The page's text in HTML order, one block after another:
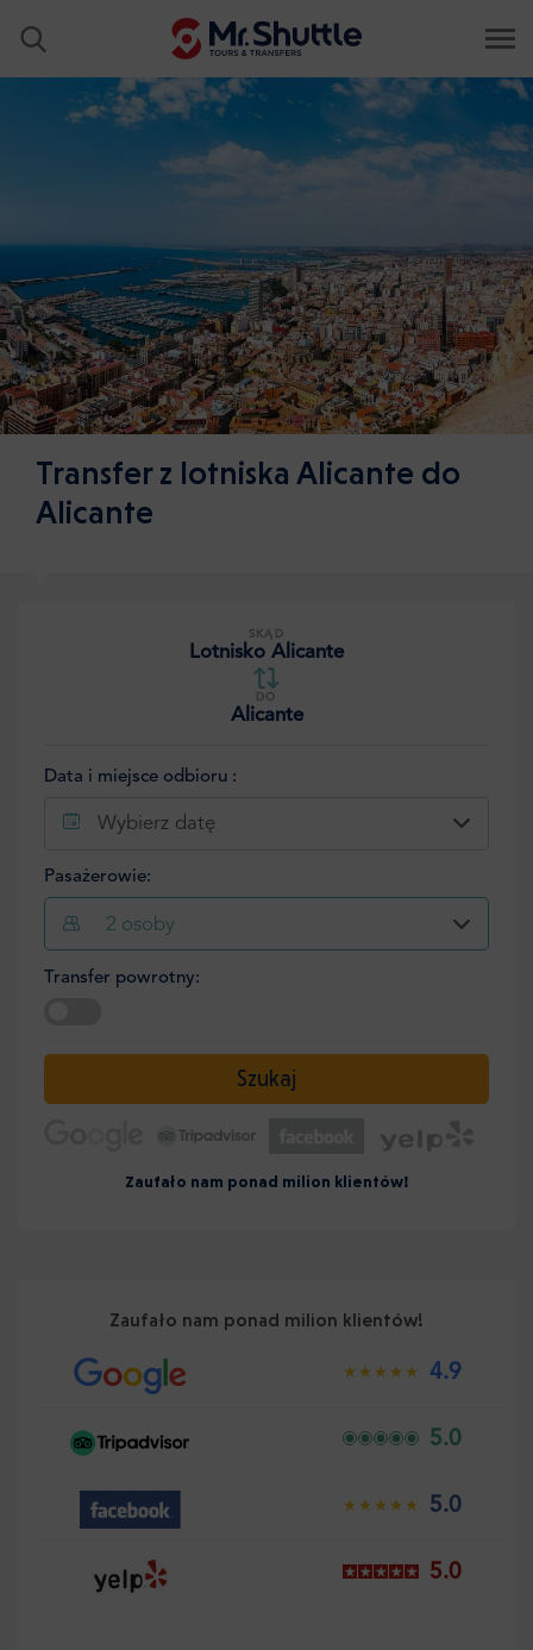
Transfer z lotniska Alicante do
Alicante
SKĄD
Lotnisko Alicante
DO
Alicante
Data i miejsce odbioru :
Wybierz datę
Pasażerowie:
2 osoby
Transfer powrotny:
Szukaj
Zaufało nam ponad milion klientów!
Zaufało nam ponad milion klientów!
4.9
5.0
5.0
5.0